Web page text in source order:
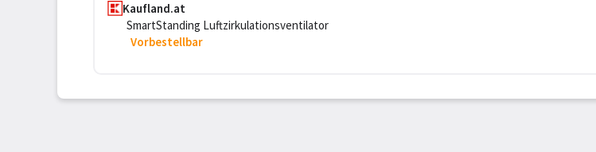
Kaufland.at
SmartStanding Luftzirkulationsventilator
Vorbestellbar